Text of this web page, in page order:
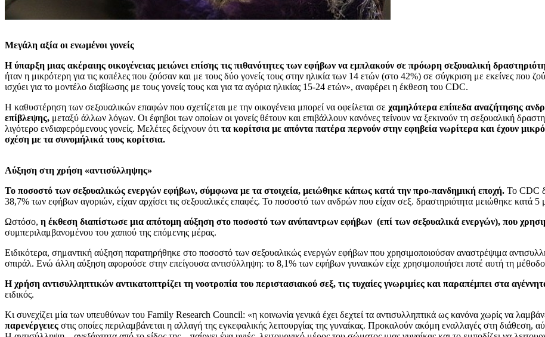
Μεγάλη αξία οι ενωμένοι γονείς
Η ύπαρξη μιας ακέραιης οικογένειας μειώνει επίσης τις πιθανότητες των εφήβων να εμπλακούν σε πρόωρη σεξουαλική
ήταν η μικρότερη για τις κοπέλες που ζούσαν και με τους δύο γονείς τους στην ηλικία των 14 ετών (στο 42%) σε σύγκριση με εκείνες που
ισχύει για το μοντέλο διαβίωσης με τους γονείς τους και για τα αγόρια ηλικίας 15-24 ετών», αναφέρει η έκθεση του CDC.
Η καθυστέρηση των σεξουαλικών επαφών που σχετίζεται με την οικογένεια μπορεί να οφείλεται σε χαμηλότερα επίπεδα αναζήτησης
επίβλεψης, μεταξύ άλλων λόγων. Οι έφηβοι των οποίων οι γονείς θέτουν και επιβάλλουν κανόνες τείνουν να ξεκινούν τη σεξουαλική
λιγότερο ενδιαφερόμενους γονείς. Μελέτες δείχνουν ότιτα κορίτσια με απόντα πατέρα περνούν στην εφηβεία νωρίτερα και έχουν
σχέση με τα συνομήλικά τους κορίτσια.
Αύξηση στη χρήση «αντισύλληψης»
Το ποσοστό των σεξουαλικώς ενεργών εφήβων, σύμφωνα με τα στοιχεία, μειώθηκε κάπως κατά την προ-πανδημική εποχή. Το CDC
38,7% των εφήβων αγοριών, είχαν αρχίσει τις σεξουαλικές επαφές. Το ποσοστό των ανδρών που είχαν σεξ. δραστηριότητα μειώθηκε κατά 5
Ωστόσο, η έκθεση διαπίστωσε μια απότομη αύξηση στο ποσοστό των ανύπαντρων εφήβων (επί των σεξουαλικά ενεργών), που
συμπεριλαμβανομένου του χαπιού της επόμενης μέρας.
Ειδικότερα, σημαντική αύξηση παρατηρήθηκε στο ποσοστό των σεξουαλικώς ενεργών εφήβων που χρησιμοποιούσαν αναστρέψιμα
σπιράλ. Ενώ άλλη αύξηση αφορούσε στην επείγουσα αντισύλληψη: το 8,1% των εφήβων γυναικών είχε χρησιμοποιήσει ποτέ αυτή τη
Η χρήση αντισυλληπτικών αντικατοπτρίζει τη νοοτροπία του περιστασιακού σεξ, τις τυχαίες γνωριμίες και παραπέμπει στα
ειδικός.
Κι συνεχίζει μία των υπευθύνων του Family Research Council: «η κοινωνία γενικά έχει δεχτεί τα αντισυλληπτικά ως κανόνα χωρίς να
παρενέργειες στις οποίες περιλαμβάνεται η αλλαγή της εγκεφαλικής λειτουργίας της γυναίκας. Προκαλούν ακόμη εναλλαγές στη